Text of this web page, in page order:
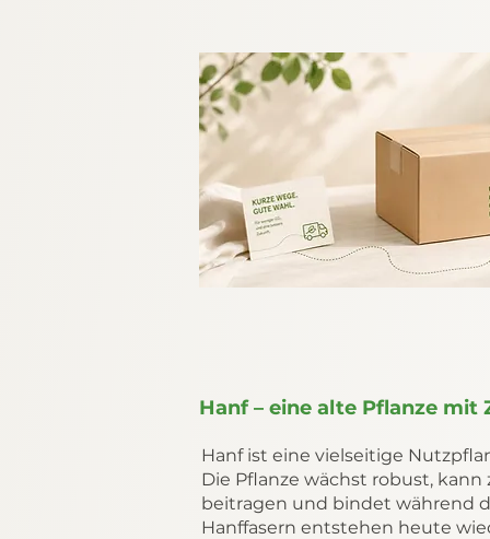
Hanf – eine alte Pflanze mit
Hanf ist eine vielseitige
Die Pflanze wächst robust,
beitragen und bindet während
Hanffasern entstehen heute